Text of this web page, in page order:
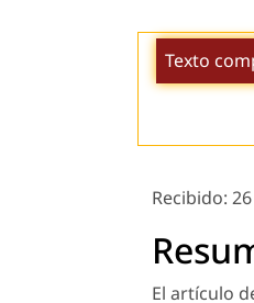
Texto
Recibido:
El artículo